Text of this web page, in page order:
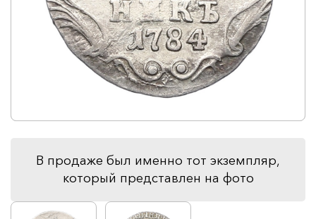
В продаже был именно тот экземпляр,
который представлен на фото